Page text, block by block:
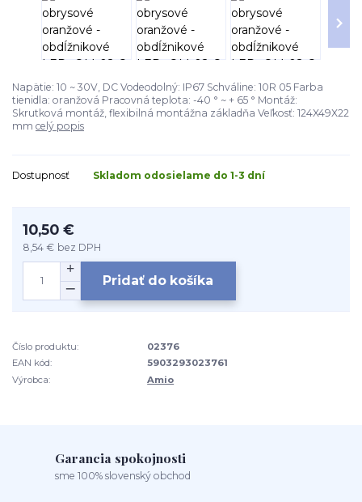
Napätie: 10 ~ 30V, DC Vodeodolný: IP67 Schváline: 10R 05 Farba
tienidla: oranžová Pracovná teplota: -40 ° ~ + 65 ° Montáž:
Skrutková montáž, flexibilná montážna základňa Veľkosť: 124X49X22
mm celý popis
Dostupnosť Skladom odosielame do 1-3 dní
10,50 €
8,54 € bez DPH
Pridať do košíka
Číslo produktu:
02376
EAN kód:
5903293023761
Výrobca:
Amio
Garancia spokojnosti
sme 100% slovenský obchod